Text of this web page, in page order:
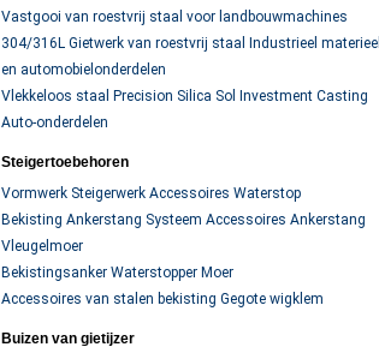
Vastgooi van roestvrij staal voor landbouwmachines
304/316L Gietwerk van roestvrij staal Industrieel materieel
en automobielonderdelen
Vlekkeloos staal Precision Silica Sol Investment Casting
Auto-onderdelen
Steigertoebehoren
Vormwerk Steigerwerk Accessoires Waterstop
Bekisting Ankerstang Systeem Accessoires Ankerstang
Vleugelmoer
Bekistingsanker Waterstopper Moer
Accessoires van stalen bekisting Gegote wigklem
Buizen van gietijzer